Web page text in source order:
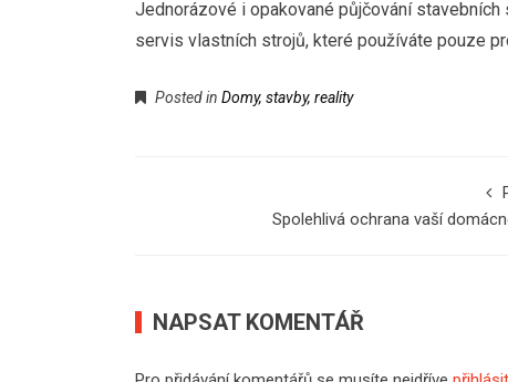
Jednorázové i opakované půjčování
servis vlastních strojů, které používáte pouze
Posted in Domy, stavby, reality
Spolehlivá ochrana vaší
NAPSAT KOMENTÁŘ